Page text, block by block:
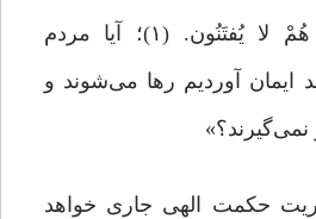
أَنْ یَقُولُوا آمَنَّا وَ هُمْ لا یُفتَنُون. ‏(۱)؛ آیا مردم
ایمان آوردیم رها مى‌‏شوند و
حکمت الهی جاری خواهد